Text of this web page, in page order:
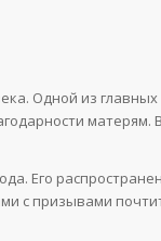
Одной из
матерям.
Его
с призывами